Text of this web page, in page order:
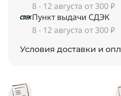
8 - 12 августа от 300 ₽
Пункт выдачи СДЭК
8 - 12 августа от 300 ₽
Условия доставки и